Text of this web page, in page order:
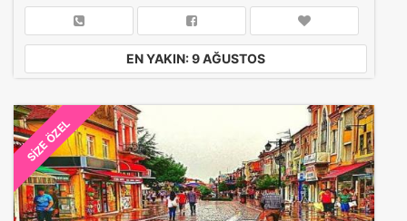
ÇEREZ KULLANIM AYARLARINIZ
Çerez tercihlerinizibelirleyin.
Daha fazla bilgi içinKVKK bilgilendirmemizi,çerez kullanımve
Zorunlu Çerezler HER ZAMAN AKTIF
Oturum yönetimi, güvenlik ve temel site işlevleri için
gereklidir. Bu çerezler olmadan site düzgün çalışmaz ve
devre dışı bırakılamaz.
EN YAKIN: 9 AĞUSTOS
SİZE ÖZEL